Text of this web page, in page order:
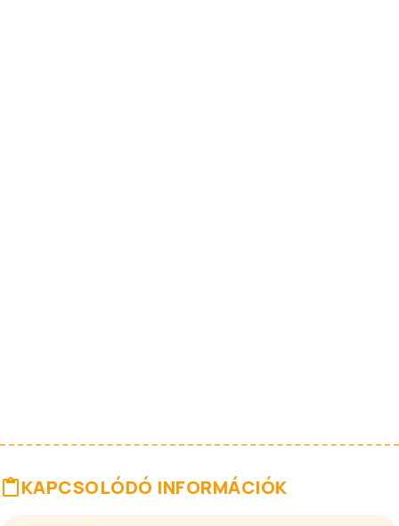
KAPCSOLÓDÓ INFORMÁCIÓK